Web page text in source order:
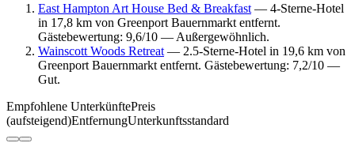
East Hampton Art House Bed & Breakfast — 4-Sterne-Hotel
in 17,8 km von Greenport Bauernmarkt entfernt.
Gästebewertung: 9,6/10 — Außergewöhnlich.
Wainscott Woods Retreat — 2.5-Sterne-Hotel in 19,6 km von
Greenport Bauernmarkt entfernt. Gästebewertung: 7,2/10 —
Gut.
Empfohlene UnterkünftePreis
(aufsteigend)EntfernungUnterkunftsstandard